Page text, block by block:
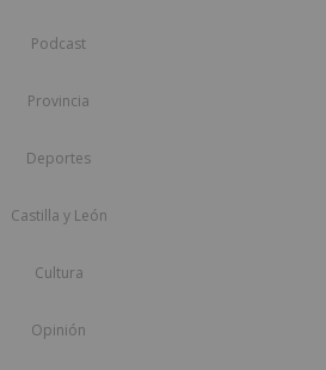
Podcast
Provincia
Deportes
Castilla y León
Cultura
Opinión